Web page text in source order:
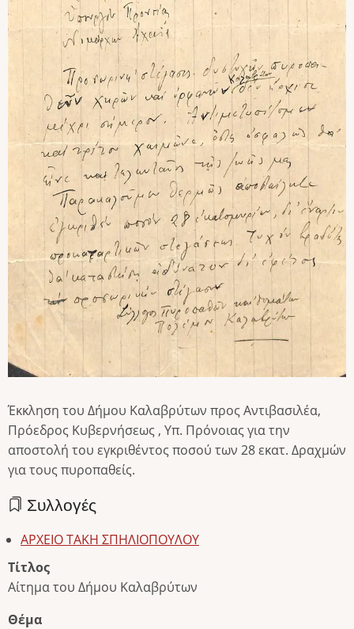
Έκκληση του Δήμου Καλαβρύτων προς Αντιβασιλέα,
Πρόεδρος Κυβερνήσεως , Υπ. Πρόνοιας για την
αποστολή του εγκριθέντος ποσού των 28 εκατ. Δραχμών
για τους πυροπαθείς.
Συλλογές
ΑΡΧΕΙΟ ΤΑΚΗ ΣΠΗΛΙΟΠΟΥΛΟΥ
Τίτλος
Αίτημα του Δήμου Καλαβρύτων
Θέμα